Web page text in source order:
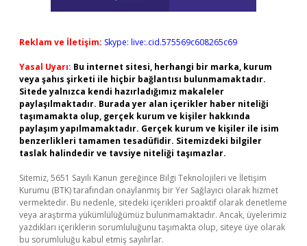
Reklam ve İletişim: Skype: live:.cid.575569c608265c69
Yasal Uyarı: Bu internet sitesi, herhangi bir marka, kurum
veya şahıs şirketi ile hiçbir bağlantısı bulunmamaktadır.
Sitede yalnızca kendi hazırladığımız makaleler
paylaşılmaktadır. Burada yer alan içerikler haber niteliği
taşımamakta olup, gerçek kurum ve kişiler hakkında
paylaşım yapılmamaktadır. Gerçek kurum ve kişiler ile isim
benzerlikleri tamamen tesadüfidir. Sitemizdeki bilgiler
taslak halindedir ve tavsiye niteliği taşımazlar.
Sitemiz, 5651 Sayılı Kanun gereğince Bilgi Teknolojileri ve İletişim
Kurumu (BTK) tarafından onaylanmış bir Yer Sağlayıcı olarak hizmet
vermektedir. Bu nedenle, sitedeki içerikleri proaktif olarak denetleme
veya araştırma yükümlülüğümüz bulunmamaktadır. Ancak, üyelerimiz
yazdıkları içeriklerin sorumluluğunu taşımakta olup, siteye üye olarak
bu sorumluluğu kabul etmiş sayılırlar.